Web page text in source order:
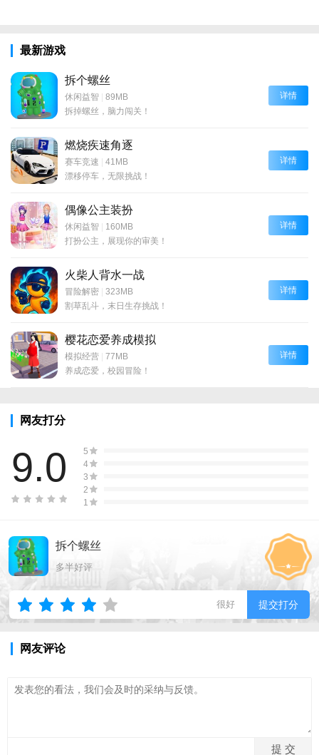
最新游戏
拆个螺丝
休闲益智 | 89MB
拆掉螺丝，脑力闯关！
详情
燃烧疾速角逐
赛车竞速 | 41MB
漂移停车，无限挑战！
详情
偶像公主装扮
休闲益智 | 160MB
打扮公主，展现你的审美！
详情
火柴人背水一战
冒险解密 | 323MB
割草乱斗，末日生存挑战！
详情
樱花恋爱养成模拟
模拟经营 | 77MB
养成恋爱，校园冒险！
详情
网友打分
9.0
5
4
3
2
1
拆个螺丝
多半好评
很好 提交打分
网友评论